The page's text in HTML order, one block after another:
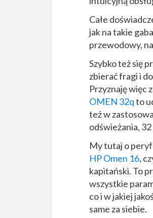
Całe
jak na takie
przewodowy,
Szybko też się
zbierać fragi i
Przyznaję więc
OMEN 32qto
też w
odświeżania,
My tutaj o
HP Omen 16,
kapitański. To
wszystkie
co i w jakiej
same za siebie.